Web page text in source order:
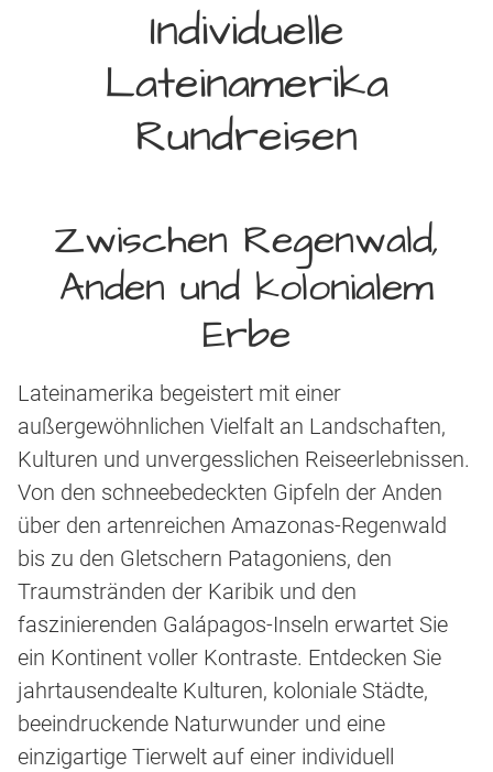
Individuelle
Lateinamerika
Rundreisen
Zwischen Regenwald,
Anden und kolonialem
Erbe
Lateinamerika begeistert mit einer
außergewöhnlichen Vielfalt an Landschaften,
Kulturen und unvergesslichen Reiseerlebnissen.
Von den schneebedeckten Gipfeln der Anden
über den artenreichen Amazonas-Regenwald
bis zu den Gletschern Patagoniens, den
Traumstränden der Karibik und den
faszinierenden Galápagos-Inseln erwartet Sie
ein Kontinent voller Kontraste. Entdecken Sie
jahrtausendealte Kulturen, koloniale Städte,
beeindruckende Naturwunder und eine
einzigartige Tierwelt auf einer individuell